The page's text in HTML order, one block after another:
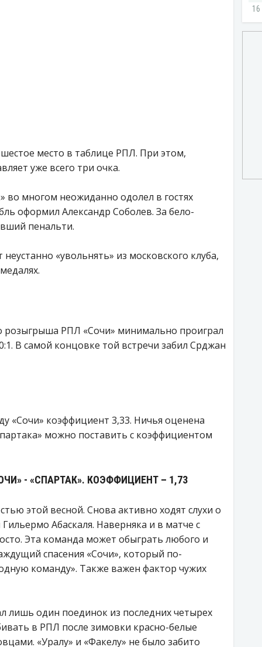
место в таблице РПЛ. При этом,
уже всего три очка.
многом неожиданно одолел в гостях
оформил Александр Соболев. За бело-
пенальти.
«увольнять» из московского клуба,
розыгрыша РПЛ «Сочи» минимально проиграл
В самой концовке той встречи забил Срджан
«Сочи» коэффициент 3,33. Ничья оценена
можно поставить с коэффициентом
- «СПАРТАК». КОЭФФИЦИЕНТ – 1,73
этой весной. Снова активно ходят слухи о
Абаскаля. Наверняка и в матче с
Эта команда может обыграть любого и
спасения «Сочи», который по-
команду». Также важен фактор чужих
лишь один поединок из последних четырех
в РПЛ после зимовки красно-белые
«Уралу» и «Факелу» не было забито